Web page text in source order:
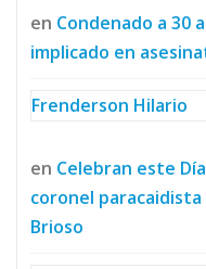
en Condenado a 30
implicado en
Frenderson Hilario
en Celebran este
coronel
Brioso